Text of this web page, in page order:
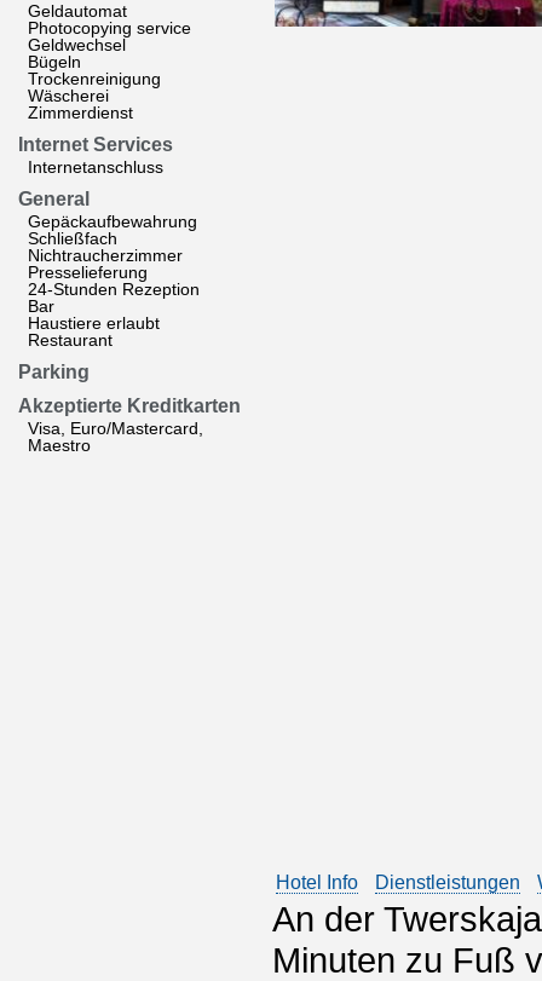
Geldautomat
Photocopying service
Geldwechsel
Bügeln
Trockenreinigung
Wäscherei
Zimmerdienst
Internet Services
Internetanschluss
General
Gepäckaufbewahrung
Schließfach
Nichtraucherzimmer
Presselieferung
24-Stunden Rezeption
Bar
Haustiere erlaubt
Restaurant
Parking
Akzeptierte Kreditkarten
Visa, Euro/Mastercard,
Maestro
Hotel Info Dienstleistungen
An der
Minuten zu Fuß